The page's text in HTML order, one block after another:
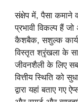
संक्षेप में, पैसा कमाने
प्रभावी विकल्प हैं
कैशबैक, सशुल्क कार्य
विस्तृत श्रृंखला के
जीवनशैली के लिए
वित्तीय स्थिति को
द्वारा यहां बताए